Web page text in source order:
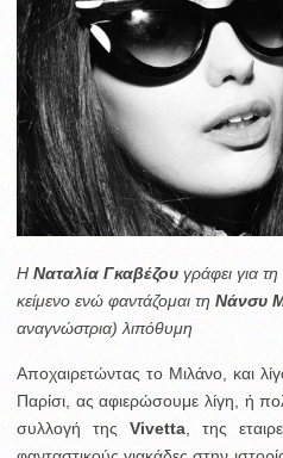
H Ναταλία Γκαβέζου γράφει για τη
κείμενο ενώ φαντάζομαι τη Νάνσυ
αναγνώστρια) λιπόθυμη
Αποχαιρετώντας το Μιλάνο, και
Παρίσι, ας αφιερώσουμε λίγη, ή
συλλογή της Vivetta , της